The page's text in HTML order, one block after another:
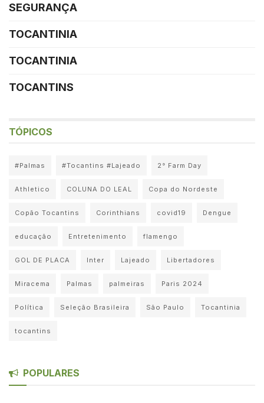
SEGURANÇA
TOCANTINIA
TOCANTINIA
TOCANTINS
TÓPICOS
#Palmas #Tocantins #Lajeado 2° Farm Day
Athletico COLUNA DO LEAL Copa do Nordeste
Copão Tocantins Corinthians covid19 Dengue
educação Entretenimento flamengo
GOL DE PLACA Inter Lajeado Libertadores
Miracema Palmas palmeiras Paris 2024
Política Seleção Brasileira São Paulo Tocantinia
tocantins
POPULARES